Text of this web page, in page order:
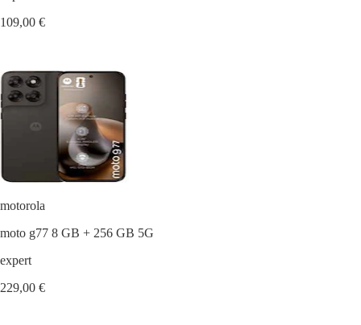
109,00 €
motorola
moto g77 8 GB + 256 GB 5G
expert
229,00 €